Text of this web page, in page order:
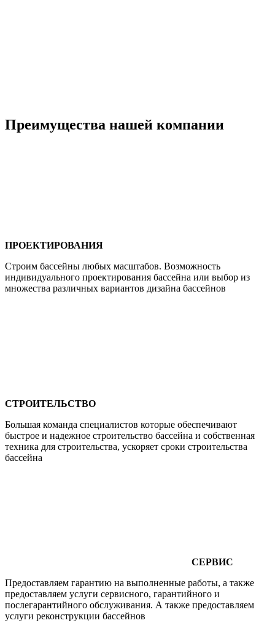
Преимущества нашей компании
ПРОЕКТИРОВАНИЯ
Строим бассейны любых масштабов. Возможность
индивидуального проектирования бассейна или выбор из
множества различных вариантов дизайна бассейнов
СТРОИТЕЛЬСТВО
Большая команда специалистов которые обеспечивают
быстрое и надежное строительство бассейна и собственная
техника для строительства, ускоряет сроки строительства
бассейна
СЕРВИС
Предоставляем гарантию на выполненные работы, а также
предоставляем услуги сервисного, гарантийного и
послегарантийного обслуживания. А также предоставляем
услуги реконструкции бассейнов